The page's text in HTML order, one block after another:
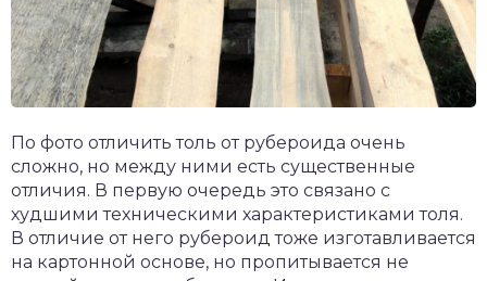
По фото отличить толь от рубероида очень
сложно, но между ними есть существенные
отличия. В первую очередь это связано с
худшими техническими характеристиками толя.
В отличие от него рубероид тоже изготавливается
на картонной основе, но пропитывается не